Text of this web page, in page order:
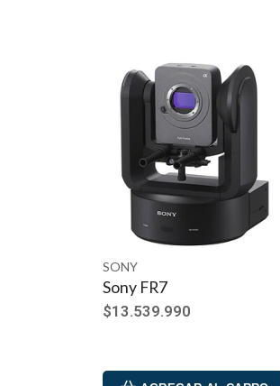
Black Magic
Cámara de cine digital
Blackmagic Design